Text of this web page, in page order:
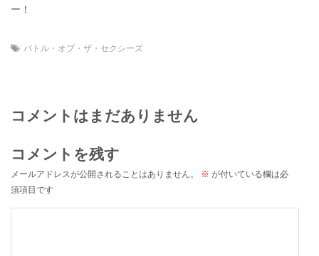
ー！
バトル・オブ・ザ・セクシーズ
コメントはまだありません
コメントを残す
メールアドレスが公開されることはありません。 ※ が付いている欄は必
須項目です